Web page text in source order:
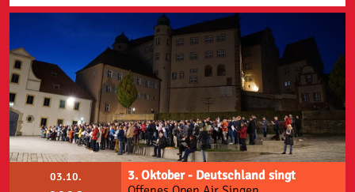
03.10.
3. Oktober - Deutschland singt